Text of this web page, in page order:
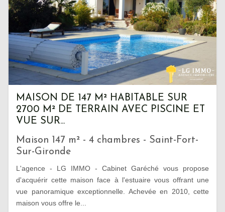
MAISON DE 147 M² HABITABLE SUR
2700 M² DE TERRAIN AVEC PISCINE ET
VUE SUR...
Maison 147 m² - 4 chambres - Saint-Fort-
Sur-Gironde
L'agence - LG IMMO - Cabinet Garéché vous propose
d'acquérir cette maison face à l'estuaire vous offrant une
vue panoramique exceptionnelle. Achevée en 2010, cette
maison vous offre le...